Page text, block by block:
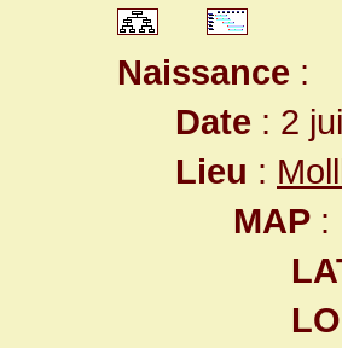
Naissance :
Date : 2
Lieu :
MAP :